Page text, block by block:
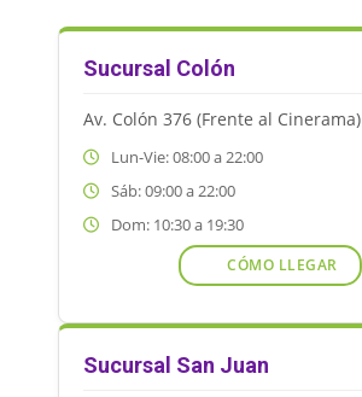
Sucursal Colón
Av. Colón 376 (Frente al Cinerama)
Lun-Vie: 08:00 a 22:00
Sáb: 09:00 a 22:00
Dom: 10:30 a 19:30
CÓMO LLEGAR
Sucursal San Juan